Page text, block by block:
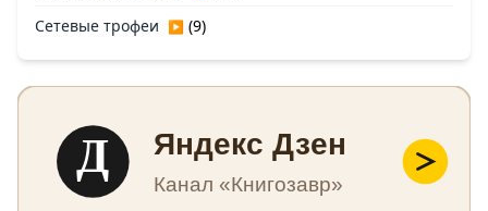
Сетевые трофеи ▶ (9)
Д Яндекс Дзен
Канал «Книгозавр»